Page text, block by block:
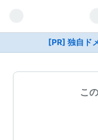
[PR] 独自ド
こ